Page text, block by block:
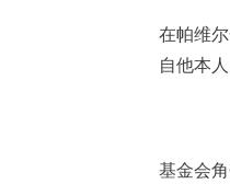
在帕维
自他本人
基金会